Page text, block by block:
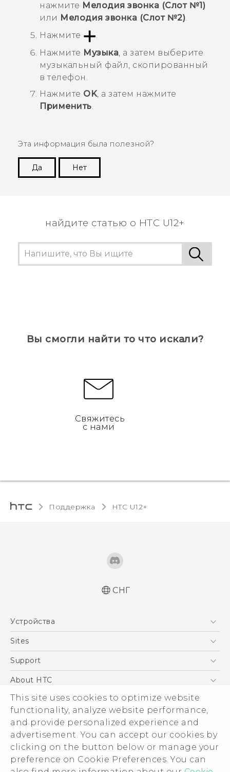
This site uses cookies to optimize website
functionality, analyze website performance,
and provide personalized experience and
advertisement. You can accept our cookies by
clicking on the button below or manage your
preference on Cookie Preferences. You can
нажмите Мелодия звонка (Слот №1)
или Мелодия звонка (Слот №2).
Нажмите
.
Нажмите Музыка , а затем выберите
музыкальный файл, скопированный
в телефон.
Нажмите OK, а затем нажмите
Применить
Эта информация была полезной?
Да
Нет
найдите статью о HTC U12+
Вы смогли найти то что искали?
Свяжитесь
с нами
Поддержка HTC U12+‎
Русский - Руководство по безопасности и
Қазақ - Пайдаланушы нұсқаулығы
Қазақ - Қауіпсіздік және нормативтік
English - Safety and regulatory guide
СНГ
Устройства
5G
EXODUS
VIVE
Sites
HTC Dev
Support
ПОДДЕРЖКА
About HTC
ESG
Инвестирование
Политика конфиденциальности
Безопасность продуктов
Вакансии
© 2011-2026 HTC Corporation